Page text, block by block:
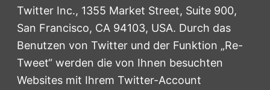
Twitter Inc., 1355 Market Street, Suite 900,
San Francisco, CA 94103, USA. Durch das
Benutzen von Twitter und der Funktion „Re-
Tweet“ werden die von Ihnen besuchten
Websites mit Ihrem Twitter-Account